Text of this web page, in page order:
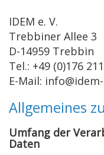
IDEM e. V.
Trebbiner Allee 3
D-14959 Trebbin
Tel.: +49 (0)176
E-Mail:
Allgemeines
Umfang der
Daten